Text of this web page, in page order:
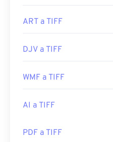
ART a TIFF
DJV a TIFF
WMF a TIFF
AI a TIFF
PDF a TIFF